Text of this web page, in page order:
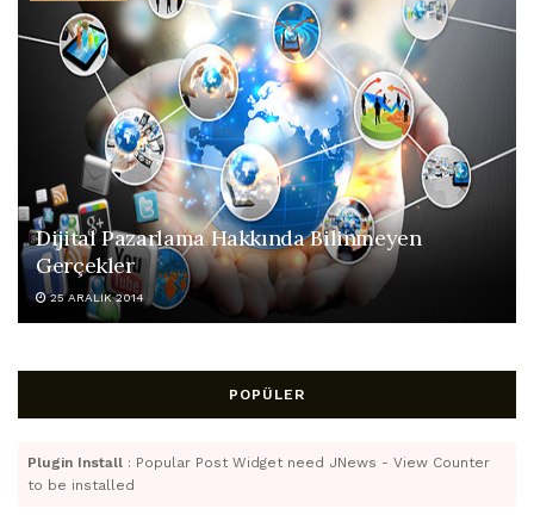
Dijital Pazarlama Hakkında Bilinmeyen
Gerçekler
25 ARALIK 2014
POPÜLER
Plugin Install : Popular Post Widget need JNews - View Counter
to be installed